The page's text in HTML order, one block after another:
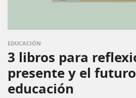
EDUCACIÓN
3 libros para
presente y el
educación